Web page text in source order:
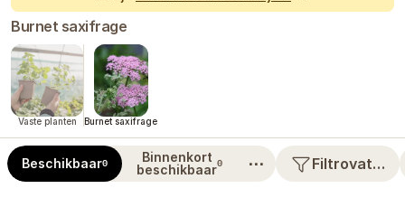
Burnet saxifrage
Vaste planten Burnet saxifrage
Beschikbaar0
Binnenkort
beschikbaar0 ⋯ Filtrovat…